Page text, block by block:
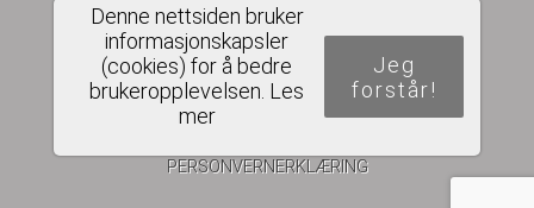
Del nettside
Denne nettsiden bruker
informasjonskapsler
(cookies) for å bedre
brukeropplevelsen. Les
mer
Jeg
forstår!
PERSONVERNERKLÆRING